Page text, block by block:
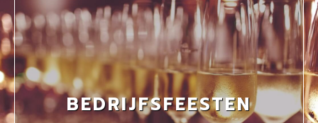
BEDRIJFSFEESTEN